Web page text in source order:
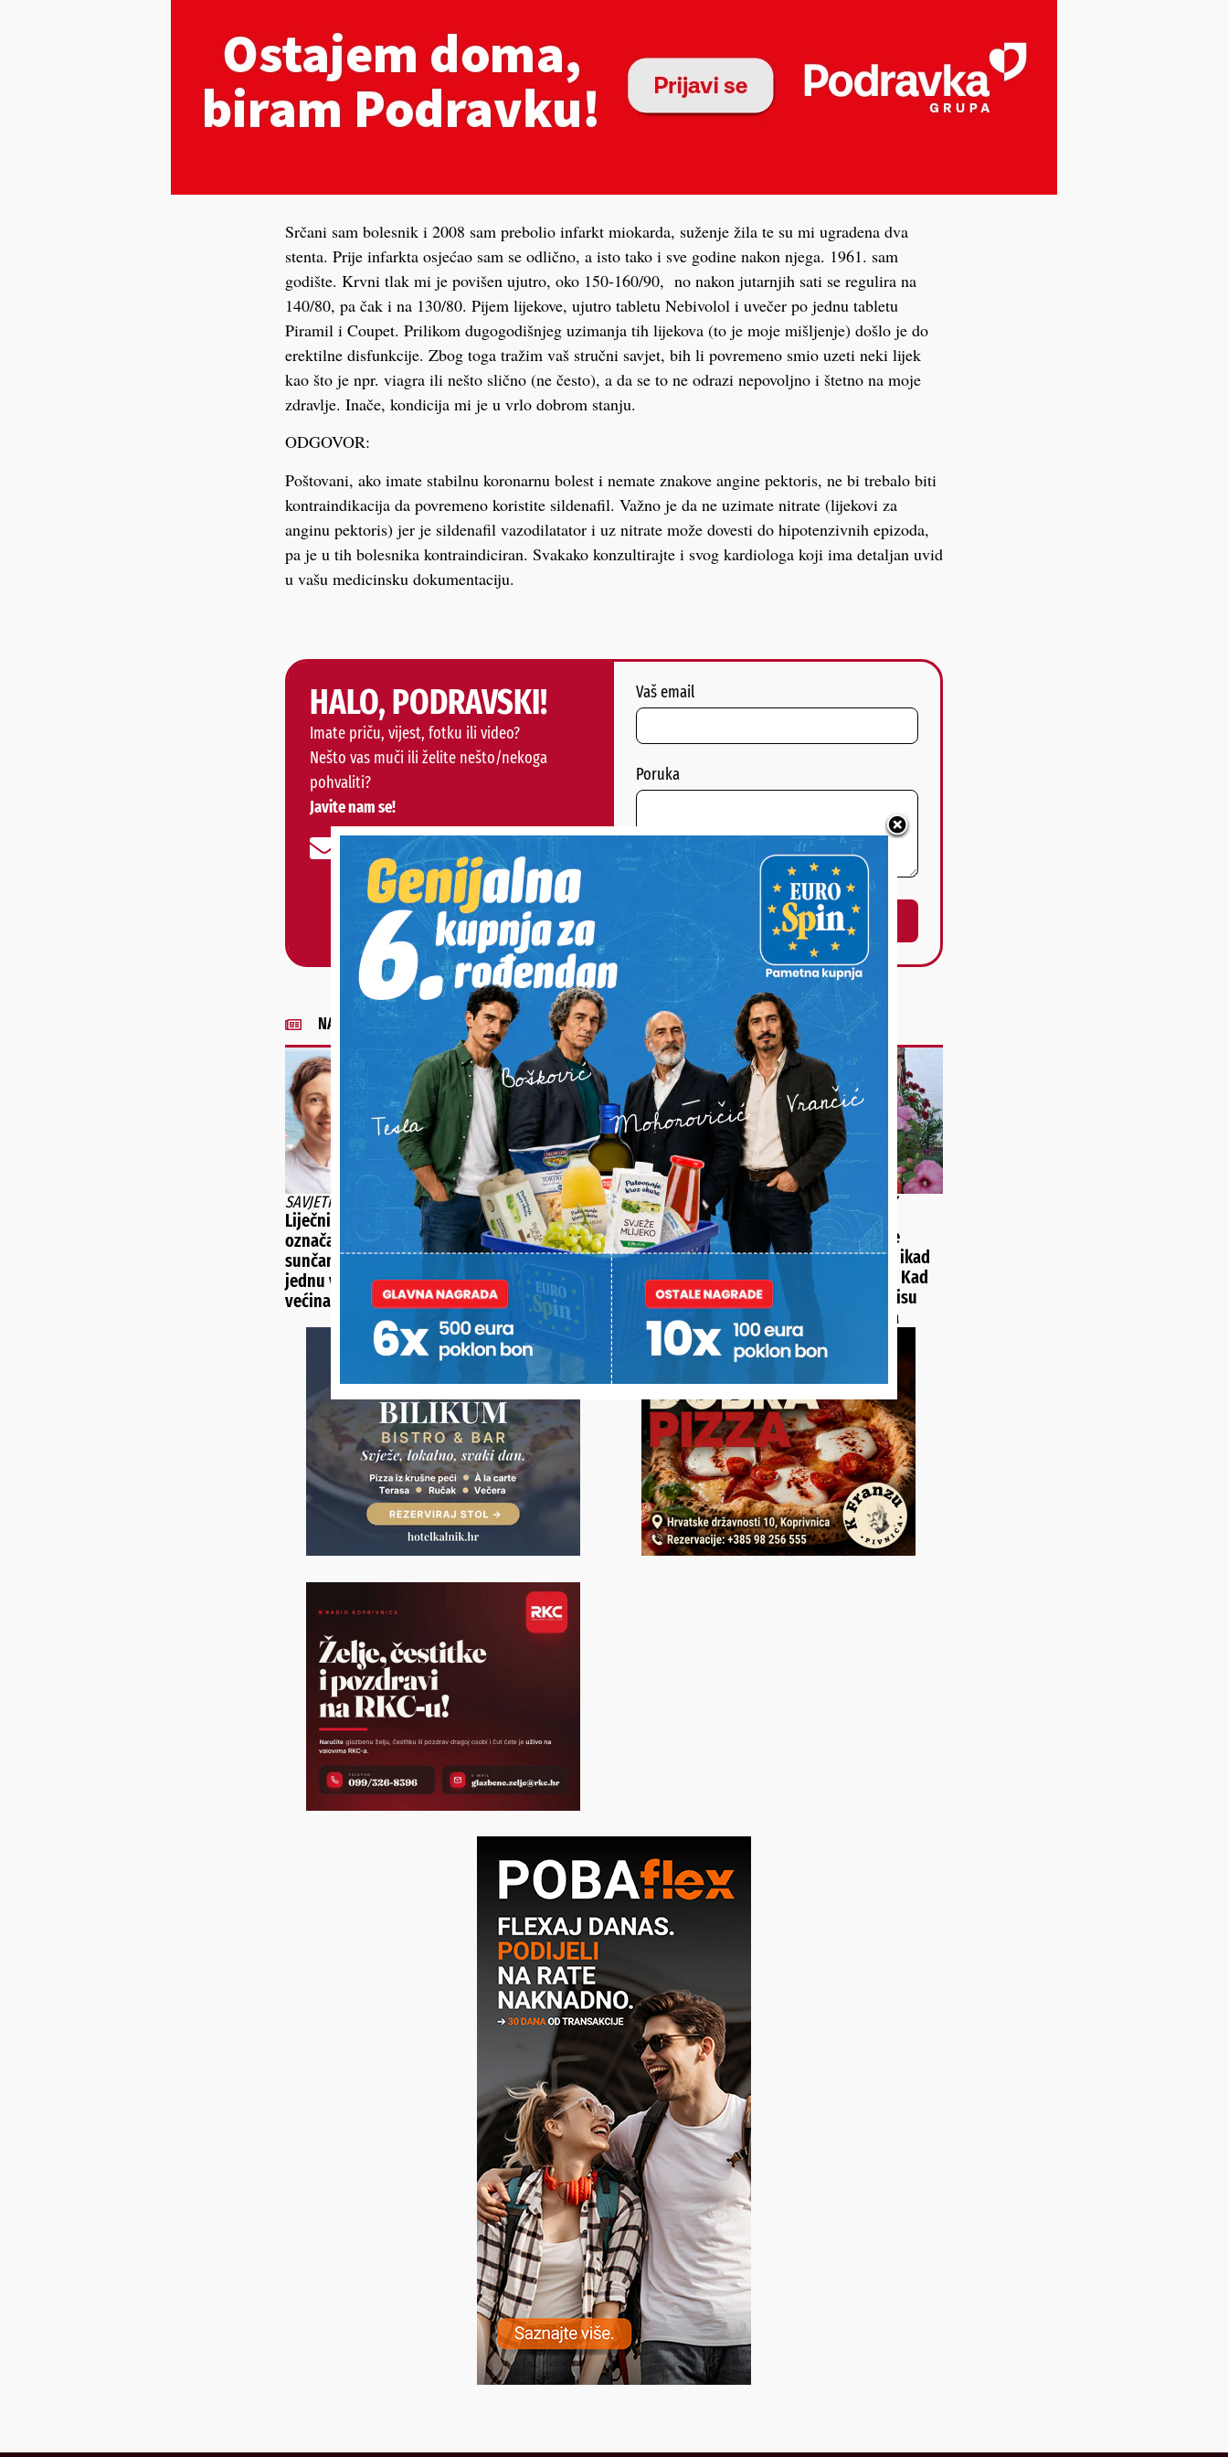
Srčani sam bolesnik i 2008 sam prebolio infarkt miokarda, suženje žila te su mi ugradena dva
stenta. Prije infarkta osjećao sam se odlično, a isto tako i sve godine nakon njega. 1961. sam
godište. Krvni tlak mi je povišen ujutro, oko 150-160/90, no nakon jutarnjih sati se regulira na
140/80, pa čak i na 130/80. Pijem lijekove, ujutro tabletu Nebivolol i uvečer po jednu tabletu
Piramil i Coupet. Prilikom dugogodišnjeg uzimanja tih lijekova (to je moje mišljenje) došlo je do
erektilne disfunkcije. Zbog toga tražim vaš stručni savjet, bih li povremeno smio uzeti neki lijek
kao što je npr. viagra ili nešto slično (ne često), a da se to ne odrazi nepovoljno i štetno na moje
zdravlje. Inače, kondicija mi je u vrlo dobrom stanju.
ODGOVOR:
Poštovani, ako imate stabilnu koronarnu bolest i nemate znakove angine pektoris, ne bi trebalo biti
kontraindikacija da povremeno koristite sildenafil. Važno je da ne uzimate nitrate (lijekovi za
anginu pektoris) jer je sildenafil vazodilatator i uz nitrate može dovesti do hipotenzivnih epizoda,
pa je u tih bolesnika kontraindiciran. Svakako konzultirajte i svog kardiologa koji ima detaljan uvid
u vašu medicinsku dokumentaciju.
HALO, PODRAVSKI!
Imate priču, vijest, fotku ili video?
Nešto vas muči ili želite nešto/nekoga
pohvaliti?
Javite nam se!
Vaš email
Poruka
POŠALJI
Alternative:
NAJNOVIJE VIJESTI
SAVJETI DR. IVANE BARDEK
Liječnica pojasnila što točno
označava SPF na kremi za
sunčanje i upozorila na
jednu važnu stvar koju
većina ljudi ne zna
PODRAVINA I PRIGORJE I DALJE
GUBE STANOVNIŠTVO
U pojedinim mjestima duplo
više umrlih od rođenih,
brakovi najugroženiji u
Rasinji
NEVJEROJATNA RAJČICA IZ
GRABROVNICE
Je li u vrtu bake Božice
izrasla najveća rajčica ikad
uzgojena u Hrvatskoj? Kad
su je stavili na vagu, nisu
vjerovali svojim očima